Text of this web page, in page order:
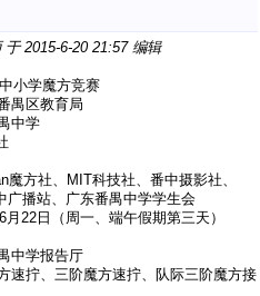
2015-6-20 21:57 编辑
小学魔方竞赛
禺区教育局
中学
魔方社、MIT科技社、番中摄影社、
广东番禺中学学生会
月22日（周一、端午假期第三天）
中学报告厅
速拧、三阶魔方速拧、队际三阶魔方接